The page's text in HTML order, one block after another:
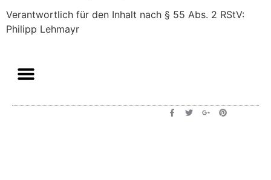
Verantwortlich für den Inhalt nach § 55 Abs. 2 RStV:
Philipp Lehmayr